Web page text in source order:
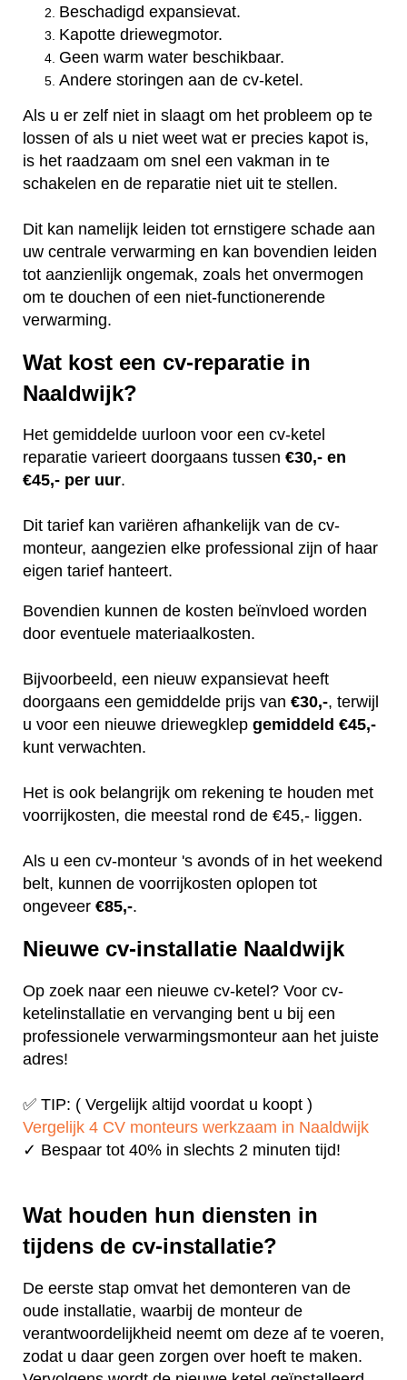
Beschadigd expansievat.
Kapotte driewegmotor.
Geen warm water beschikbaar.
Andere storingen aan de cv-ketel.
Als u er zelf niet in slaagt om het probleem op te
lossen of als u niet weet wat er precies kapot is,
is het raadzaam om snel een vakman in te
schakelen en de reparatie niet uit te stellen.
Dit kan namelijk leiden tot ernstigere schade aan
uw centrale verwarming en kan bovendien leiden
tot aanzienlijk ongemak, zoals het onvermogen
om te douchen of een niet-functionerende
verwarming.
Wat kost een cv-reparatie in
Naaldwijk?
Het gemiddelde uurloon voor een cv-ketel
reparatie varieert doorgaans tussen €30,- en
€45,- per uur.
Dit tarief kan variëren afhankelijk van de cv-
monteur, aangezien elke professional zijn of haar
eigen tarief hanteert.
Bovendien kunnen de kosten beïnvloed worden
door eventuele materiaalkosten.
Bijvoorbeeld, een nieuw expansievat heeft
doorgaans een gemiddelde prijs van €30,-, terwijl
u voor een nieuwe driewegklep gemiddeld €45,-
kunt verwachten.
Het is ook belangrijk om rekening te houden met
voorrijkosten, die meestal rond de €45,- liggen.
Als u een cv-monteur 's avonds of in het weekend
belt, kunnen de voorrijkosten oplopen tot
ongeveer €85,-.
Nieuwe cv-installatie Naaldwijk
Op zoek naar een nieuwe cv-ketel? Voor cv-
ketelinstallatie en vervanging bent u bij een
professionele verwarmingsmonteur aan het juiste
adres!
✅ TIP: ( Vergelijk altijd voordat u koopt )
Vergelijk 4 CV monteurs werkzaam in Naaldwijk
✓ Bespaar tot 40% in slechts 2 minuten tijd!
Wat houden hun diensten in
tijdens de cv-installatie?
De eerste stap omvat het demonteren van de
oude installatie, waarbij de monteur de
verantwoordelijkheid neemt om deze af te voeren,
zodat u daar geen zorgen over hoeft te maken.